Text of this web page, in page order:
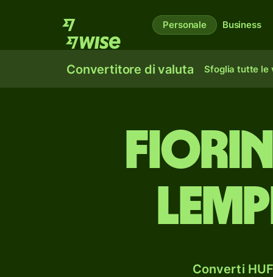
Personale Business
Convertitore di valuta Sfoglia tutte le
Converti